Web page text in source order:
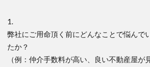
1.
弊社にご用命頂く前にどんなことで悩んで
たか？
（例：仲介手数料が高い、良い不動産屋が